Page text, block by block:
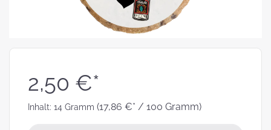
2,50 €*
Inhalt: 14 Gramm (17,86 €* / 100 Gramm)